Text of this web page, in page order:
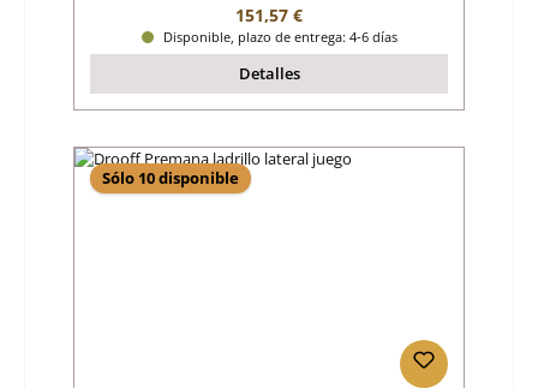
Precio normal:
151,57 €
Disponible, plazo de entrega: 4-6 días
Detalles
Sólo 10 disponible